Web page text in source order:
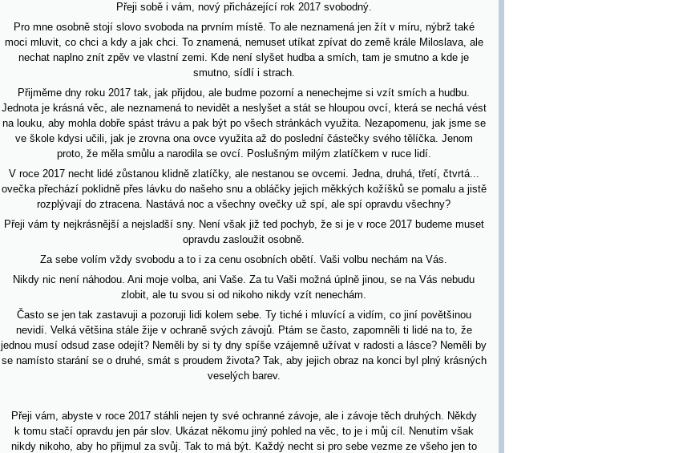
Přeji sobě i vám, nový přicházející rok 2017 svobodný.
Pro mne osobně stojí slovo svoboda na prvním místě. To ale neznamená jen žít v míru, nýbrž také
moci mluvit, co chci a kdy a jak chci. To znamená, nemuset utíkat zpívat do země krále Miloslava, ale
nechat naplno znít zpěv ve vlastní zemi. Kde není slyšet hudba a smích, tam je smutno a kde je
smutno, sídlí i strach.
Přijměme dny roku 2017 tak, jak přijdou, ale budme pozorní a nenechejme si vzít smích a hudbu.
Jednota je krásná věc, ale neznamená to nevidět a neslyšet a stát se hloupou ovcí, která se nechá vést
na louku, aby mohla dobře spást trávu a pak být po všech stránkách využita. Nezapomenu, jak jsme se
ve škole kdysi učili, jak je zrovna ona ovce využita až do poslední částečky svého tělíčka. Jenom
proto, že měla smůlu a narodila se ovcí. Poslušným milým zlatíčkem v ruce lidí.
V roce 2017 necht lidé zůstanou klidně zlatíčky, ale nestanou se ovcemi. Jedna, druhá, třetí, čtvrtá...
ovečka přechází poklidně přes lávku do našeho snu a obláčky jejich měkkých kožíšků se pomalu a jistě
rozplývají do ztracena. Nastává noc a všechny ovečky už spí, ale spí opravdu všechny?
Přeji vám ty nejkrásnější a nejsladší sny. Není však již ted pochyb, že si je v roce 2017 budeme muset
opravdu zasloužit osobně.
Za sebe volím vždy svobodu a to i za cenu osobních obětí. Vaši volbu nechám na Vás.
Nikdy nic není náhodou. Ani moje volba, ani Vaše. Za tu Vaši možná úplně jinou, se na Vás nebudu
zlobit, ale tu svou si od nikoho nikdy vzít nenechám.
Často se jen tak zastavuji a pozoruji lidi kolem sebe. Ty tiché i mluvící a vidím, co jiní povětšinou
nevidí. Velká většina stále žije v ochraně svých závojů. Ptám se často, zapomněli ti lidé na to, že
jednou musí odsud zase odejít? Neměli by si ty dny spíše vzájemně užívat v radosti a lásce? Neměli by
se namísto starání se o druhé, smát s proudem života? Tak, aby jejich obraz na konci byl plný krásných
veselých barev.
Přeji vám, abyste v roce 2017 stáhli nejen ty své ochranné závoje, ale i závoje těch druhých. Někdy
k tomu stačí opravdu jen pár slov. Ukázat někomu jiný pohled na věc, to je i můj cíl. Nenutím však
nikdy nikoho, aby ho přijmul za svůj. Tak to má být. Každý necht si pro sebe vezme ze všeho jen to